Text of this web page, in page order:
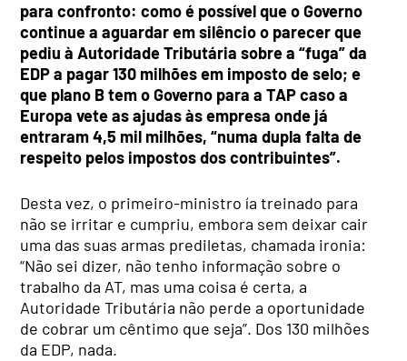
para confronto: como é possível que o Governo
continue a aguardar em silêncio o parecer que
pediu à Autoridade Tributária sobre a “fuga” da
EDP a pagar 130 milhões em imposto de selo; e
que plano B tem o Governo para a TAP caso a
Europa vete as ajudas às empresa onde já
entraram 4,5 mil milhões, “numa dupla falta de
respeito pelos impostos dos contribuintes”.
Desta vez, o primeiro-ministro ía treinado para
não se irritar e cumpriu, embora sem deixar cair
uma das suas armas prediletas, chamada ironia:
“Não sei dizer, não tenho informação sobre o
trabalho da AT, mas uma coisa é certa, a
Autoridade Tributária não perde a oportunidade
de cobrar um cêntimo que seja”. Dos 130 milhões
da EDP, nada.